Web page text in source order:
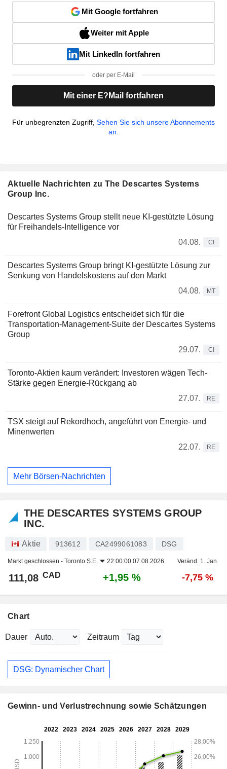
Mit Google fortfahren
Weiter mit Apple
Mit LinkedIn fortfahren
oder per E-Mail
Mit einer E?Mail fortfahren
Für unbegrenzten Zugriff, Sehen Sie sich unsere Abonnements
an.
Aktuelle Nachrichten zu The Descartes Systems
Group Inc.
Descartes Systems Group stellt neue KI-gestützte Lösung
für Freihandels-Intelligence vor
04.08.
CI
Descartes Systems Group bringt KI-gestützte Lösung zur
Senkung von Handelskostens auf den Markt
04.08.
MT
Forefront Global Logistics entscheidet sich für die
Transportation-Management-Suite der Descartes Systems
Group
29.07.
CI
Toronto-Aktien kaum verändert: Investoren wägen Tech-
Stärke gegen Energie-Rückgang ab
27.07.
RE
TSX steigt auf Rekordhoch, angeführt von Energie- und
Minenwerten
22.07.
RE
Mehr Börsen-Nachrichten
THE DESCARTES SYSTEMS GROUP
INC.
Aktie 913612 CA2499061083 DSG
Markt geschlossen - Toronto S.E. 22:00:00 07.08.2026 Veränd. 1. Jan.
111,08 CAD +1,95 % -7,75 %
Chart
Dauer Zeitraum
DSG: Dynamischer Chart
Gewinn- und Verlustrechnung sowie Schätzungen